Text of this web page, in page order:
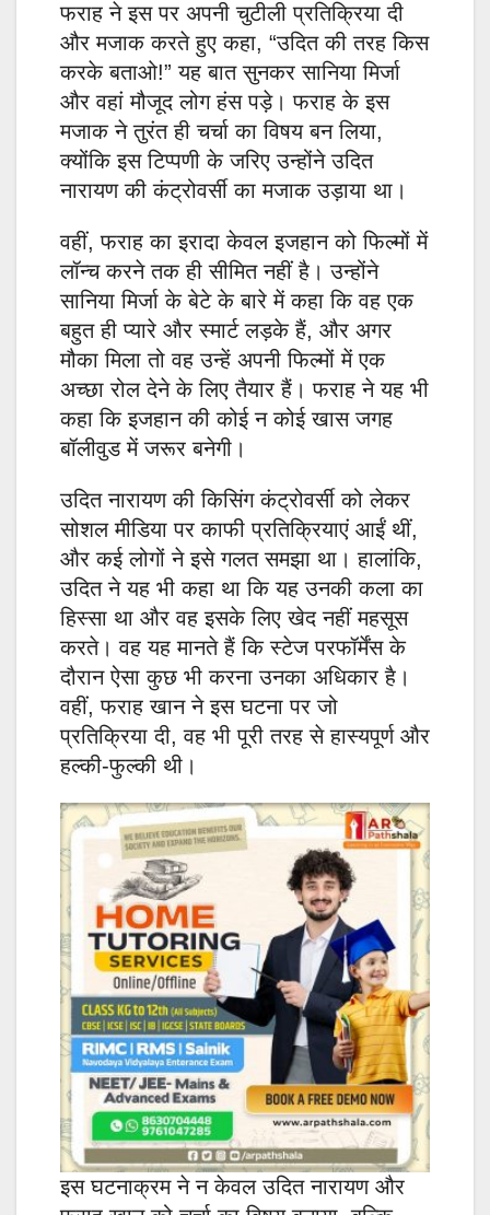
फराह ने इस पर अपनी चुटीली प्रतिक्रिया दी
और मजाक करते हुए कहा, “उदित की तरह किस
करके बताओ!” यह बात सुनकर सानिया मिर्जा
और वहां मौजूद लोग हंस पड़े। फराह के इस
मजाक ने तुरंत ही चर्चा का विषय बन लिया,
क्योंकि इस टिप्पणी के जरिए उन्होंने उदित
नारायण की कंट्रोवर्सी का मजाक उड़ाया था।
वहीं, फराह का इरादा केवल इजहान को फिल्मों में
लॉन्च करने तक ही सीमित नहीं है। उन्होंने
सानिया मिर्जा के बेटे के बारे में कहा कि वह एक
बहुत ही प्यारे और स्मार्ट लड़के हैं, और अगर
मौका मिला तो वह उन्हें अपनी फिल्मों में एक
अच्छा रोल देने के लिए तैयार हैं। फराह ने यह भी
कहा कि इजहान की कोई न कोई खास जगह
बॉलीवुड में जरूर बनेगी।
उदित नारायण की किसिंग कंट्रोवर्सी को लेकर
सोशल मीडिया पर काफी प्रतिक्रियाएं आईं थीं,
और कई लोगों ने इसे गलत समझा था। हालांकि,
उदित ने यह भी कहा था कि यह उनकी कला का
हिस्सा था और वह इसके लिए खेद नहीं महसूस
करते। वह यह मानते हैं कि स्टेज परफॉर्मेंस के
दौरान ऐसा कुछ भी करना उनका अधिकार है।
वहीं, फराह खान ने इस घटना पर जो
प्रतिक्रिया दी, वह भी पूरी तरह से हास्यपूर्ण और
हल्की-फुल्की थी।
इस घटनाक्रम ने न केवल उदित नारायण और